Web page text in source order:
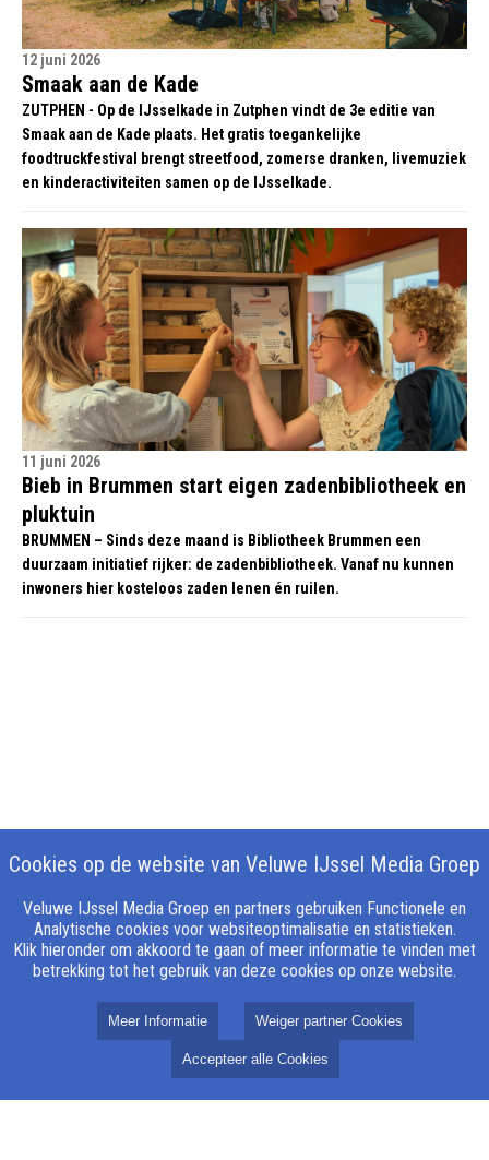
12 juni 2026
Smaak aan de Kade
ZUTPHEN - Op de IJsselkade in Zutphen vindt de 3e editie van
Smaak aan de Kade plaats. Het gratis toegankelijke
foodtruckfestival brengt streetfood, zomerse dranken, livemuziek
en kinderactiviteiten samen op de IJsselkade.
11 juni 2026
Bieb in Brummen start eigen zadenbibliotheek en
pluktuin
BRUMMEN – Sinds deze maand is Bibliotheek Brummen een
duurzaam initiatief rijker: de zadenbibliotheek. Vanaf nu kunnen
inwoners hier kosteloos zaden lenen én ruilen.
Cookies op de website van Veluwe IJssel Media Groep
Veluwe IJssel Media Groep en partners gebruiken Functionele en
Analytische cookies voor websiteoptimalisatie en statistieken.
Klik hieronder om akkoord te gaan of meer informatie te vinden met
betrekking tot het gebruik van deze cookies op onze website.
Meer Informatie Weiger partner Cookies
Accepteer alle Cookies